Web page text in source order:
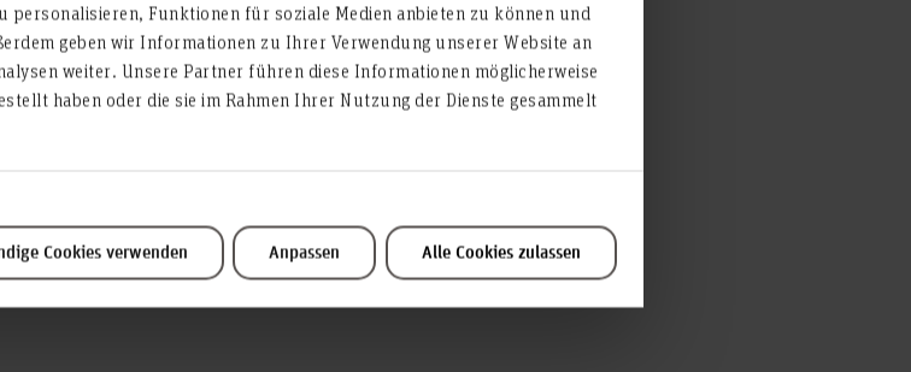
personalisieren, Funktionen für soziale Medien anbieten zu können und
geben wir Informationen zu Ihrer Verwendung unserer Website an
weiter. Unsere Partner führen diese Informationen möglicherweise
haben oder die sie im Rahmen Ihrer Nutzung der Dienste gesammelt
Cookies verwenden Anpassen Alle Cookies zulassen
weiterentwickelt, leisten
einen entscheidenden Beitrag zu